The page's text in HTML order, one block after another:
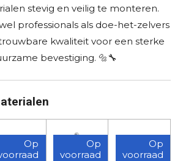
stevig en veilig te monteren.
professionals als doe-het-zelvers
kwaliteit voor een sterke
bevestiging. 🔩🔧
Op
Op
voorraad
Op
voorraad